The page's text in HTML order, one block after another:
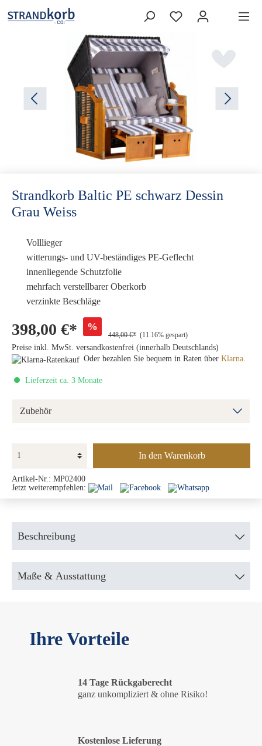
Strandkorb Baltic PE schwarz Dessin
Grau Weiss
Volllieger
witterungs- und UV-beständiges PE-Geflecht
innenliegende Schutzfolie
mehrfach verstellbarer Oberkorb
verzinkte Beschläge
398,00 €* %
448,00 €* (11.16% gespart)
Preise inkl. MwSt. versandkostenfrei (innerhalb Deutschlands)
Oder bezahlen Sie bequem in Raten über Klarna.
Lieferzeit ca. 3 Monate
Zubehör
In den Warenkorb
Artikel-Nr.: MP02400
Jetzt weiterempfehlen:
Beschreibung
Maße & Ausstattung
Ihre Vorteile
14 Tage Rückgaberecht
ganz unkompliziert & ohne Risiko!
Kostenlose Lieferung